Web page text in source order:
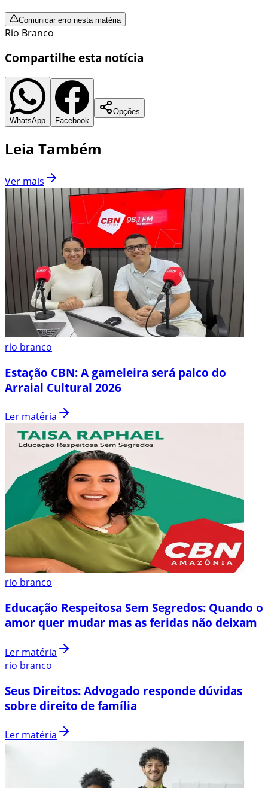
Comunicar erro nesta matéria
Rio Branco
Compartilhe esta notícia
WhatsApp Facebook
Opções
Leia Também
Ver mais
rio branco
Estação CBN: A gameleira será palco do
Arraial Cultural 2026
Ler matéria
rio branco
Educação Respeitosa Sem Segredos: Quando o
amor quer mudar mas as feridas não deixam
Ler matéria
rio branco
Seus Direitos: Advogado responde dúvidas
sobre direito de família
Ler matéria